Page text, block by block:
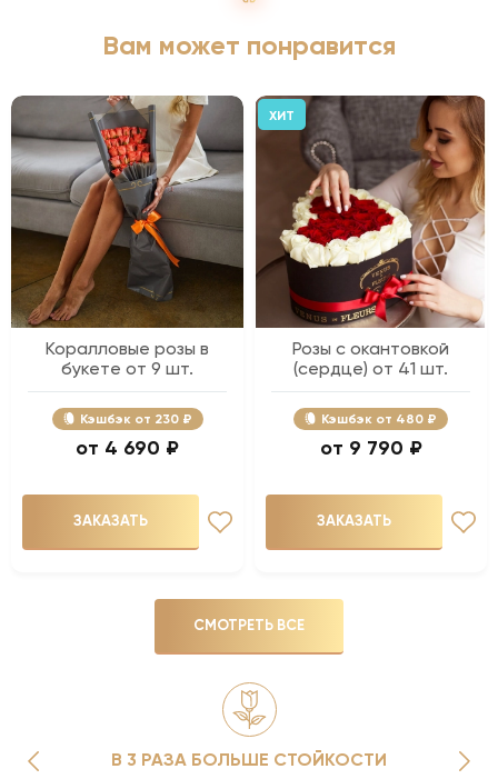
Вам может понравится
Коралловые розы в
букете от 9 шт.
Кэшбэк 230 ₽
4 690 ₽
ЗАКАЗАТЬ
ХИТ
Розы с окантовкой
(сердце) от 41 шт.
Кэшбэк 480 ₽
9 790 ₽
ЗАКАЗАТЬ
СМОТРЕТЬ ВСЕ
В 3 РАЗА БОЛЬШЕ СТОЙКОСТИ